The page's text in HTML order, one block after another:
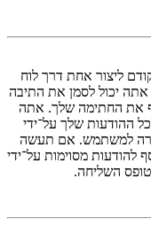
ליצור אחת דרך לוח
יכול לסמן את התיבה
את החתימה שלך. אתה
ההודעות שלך על־ידי
למשתמש. אם תעשה
להודעות מסוימות על־ידי
השליחה.